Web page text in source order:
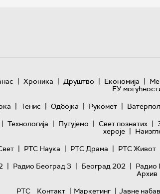
| Хроника | Друштво | Економија |
ЕУ
| Тенис | Одбојка | Рукомет |
| Технологијa | Путујемо | Свет познатих |
хероје |
| РТС Наука | РТС Драма | РТС Живот
| Радио Београд 3 | Београд 202 | Радио
Архив
РТС
Контакт | Маркетинг | Јавне